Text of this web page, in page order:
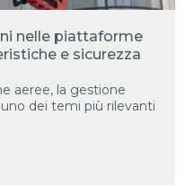
nelle piattaforme
e sicurezza
aeree, la gestione
dei temi più rilevanti